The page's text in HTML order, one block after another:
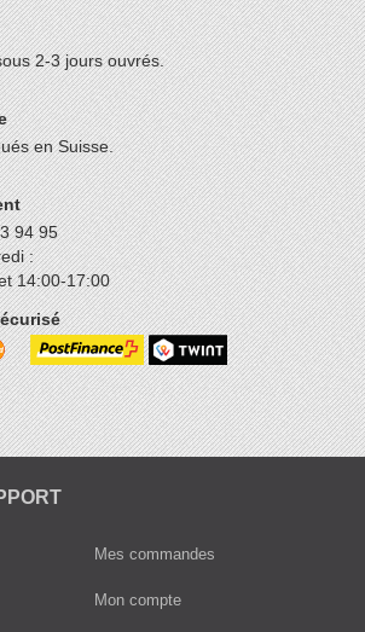
2-3 jours ouvrés.
en Suisse.
94 95
:
14:00-17:00
Mes commandes
Mon compte